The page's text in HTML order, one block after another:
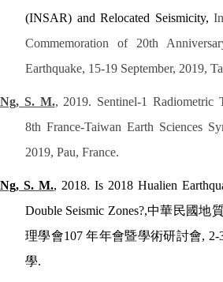
(INSAR) and Relocated Seismicity,
Commemoration of 20th
Earthquake, 15-19 September, 2019,
Ng, S. M., 2019. Sentinel-1 Radiometric
8th France-Taiwan Earth Sciences
2019, Pau, France.
Ng, S. M., 2018. Is 2018 Hualien
Double Seismic Zones?,中華民國地
理學會107年年會暨學術研討會, 2-
學.